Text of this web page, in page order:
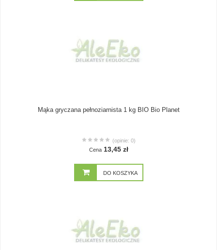
Mąka gryczana pełnoziarnista 1 kg BIO Bio Planet
(opinie: 0)
Cena 13,45 zł
DO KOSZYKA